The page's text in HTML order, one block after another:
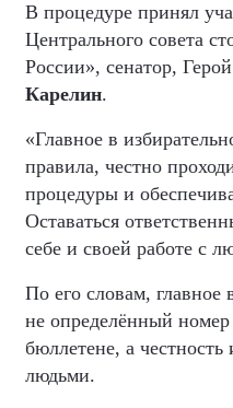
В процедуре принял
Центрального совета
России», сенатор,
Карелин.
«Главное в
правила, честно
процедуры и
Оставаться
себе и своей работе с
По его словам,
не определённый
бюллетене, а честность
людьми.